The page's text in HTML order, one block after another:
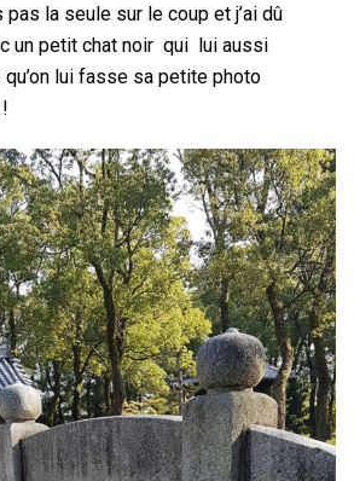
pas la seule sur le coup et j’ai dû
un petit chat noir qui lui aussi
lui fasse sa petite photo